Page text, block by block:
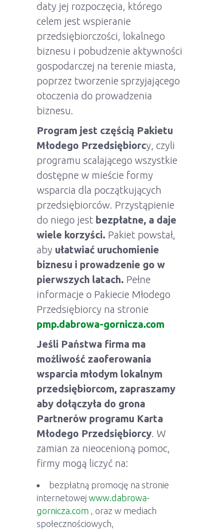
daty jej rozpoczęcia, którego
celem jest wspieranie
przedsiębiorczości, lokalnego
biznesu i pobudzenie aktywności
gospodarczej na terenie miasta,
poprzez tworzenie sprzyjającego
otoczenia do prowadzenia
biznesu.
Program jest częścią Pakietu
Młodego Przedsiębiorcy, czyli
programu scalającego wszystkie
dostępne w mieście formy
wsparcia dla początkujących
przedsiębiorców. Przystąpienie
do niego jest bezpłatne, a daje
wiele korzyści. Pakiet powstał,
aby ułatwiać uruchomienie
biznesu i prowadzenie go w
pierwszych latach. Pełne
informacje o Pakiecie Młodego
Przedsiębiorcy na stronie
pmp.dabrowa-gornicza.com
Jeśli Państwa firma ma
możliwość zaoferowania
wsparcia młodym lokalnym
przedsiębiorcom, zapraszamy
aby dołączyła do grona
Partnerów programu Karta
Młodego Przedsiębiorcy. W
zamian za nieocenioną pomoc,
firmy mogą liczyć na:
bezpłatną promocję na stronie
internetowej www.dabrowa-
gornicza.com , oraz w mediach
społecznościowych,